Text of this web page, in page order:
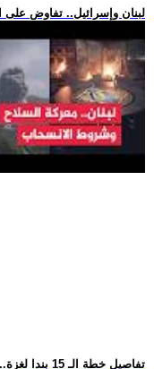
.. لبنان وإسرائيل.. تفاوض
.. تفاصيل خطة الـ 15 بندا لغزة.. لماذا يرفضها نتنياهو ويصطدم مع